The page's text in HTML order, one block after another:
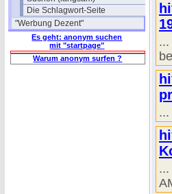
Die Schlagwort-Seite
"Werbung Dezent"
Es geht: anonym suchen
mit "startpage"
Warum anonym surfen ?